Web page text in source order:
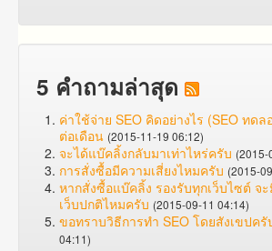
5 คำถามล่าสุด
ค่าใช้จ่าย SEO คิดอย่างไร (SEO ทด
ต่อเดือน (2015-11-19 06:12)
จะได้แบ๊คลิ้งกลับมาเท่าไหร่ครับ (2015-
การสั่งซื้อมีความเสี่ยงไหมครับ (2015-
หากสั่งซื้อแบ๊คลิ้ง รองรับทุกเว็บไซต์ จ
เว็บปกติไหมครับ (2015-09-11 04:14)
ขอทราบวิธีการทำ SEO โดยสังเขปครั
04:11)